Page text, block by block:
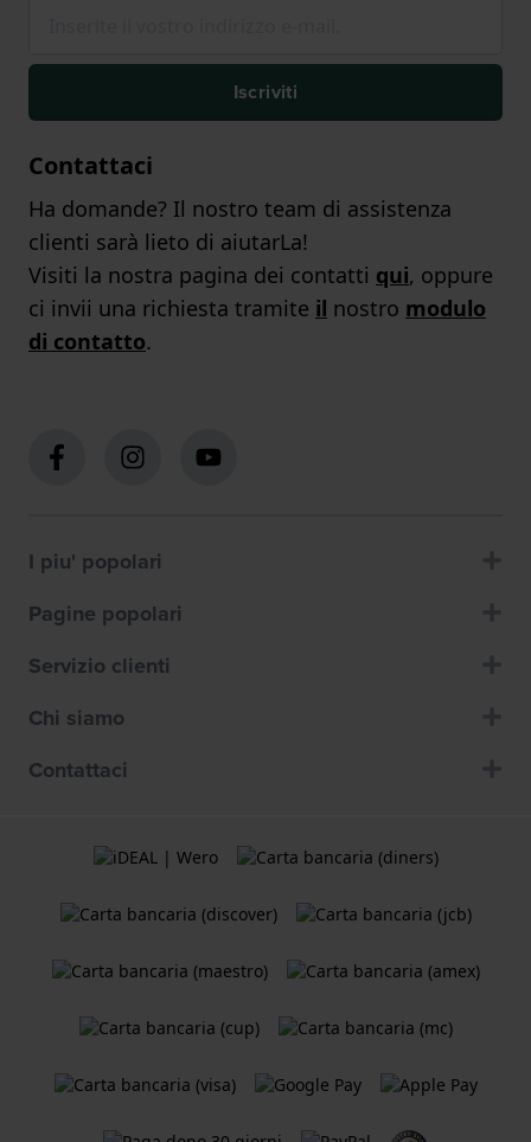
Iscriviti
Contattaci
Ha domande? Il nostro team di assistenza
clienti sarà lieto di aiutarLa!
Visiti la nostra pagina dei contatti qui, oppure
ci invii una richiesta tramite il nostro modulo
di contatto.
I piu' popolari
Pagine popolari
Servizio clienti
Chi siamo
Contattaci